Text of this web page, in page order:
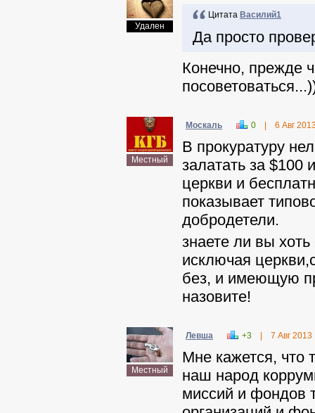
Удален
Цитата Василий1
Да просто
Конечно, прежде
Местный
Москаль 0 6 Авг
В прокуратуру
залатать за $100
церкви и
показывает
добродетели.
знаете ли вы
исключая
без, и имеющую
назовите!
Местный
Левша +3 7 Авг 2013
Мне кажется, что
наш народ
миссий и фондов